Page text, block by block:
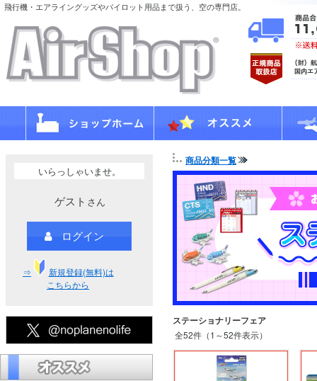
飛行機・エアライングッズやパイロット用品まで扱う、空の専門店。
いらっしゃいませ。
ゲスト さん
ログイン
⇒
新規登録(無料)は
こちらから
商品分類一覧
ステーショナリーフェア
全52件（1～52件表示）